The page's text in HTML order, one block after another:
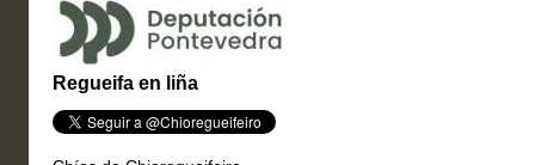
Regueifa en liña